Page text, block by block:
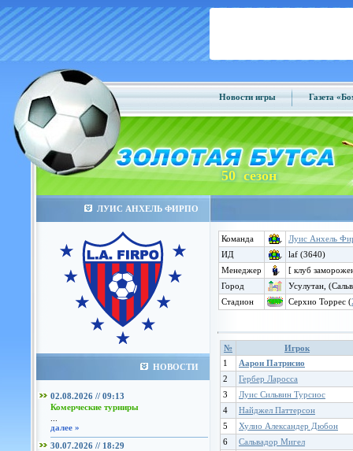
Новости игры Газета
50 сезон
ЛУИС АНХЕЛЬ ФИРПО
НОВОСТИ
02.08.2026 // 09:13
Комерческие турниры
далее »
30.07.2026 // 18:29
Команда
Луис Анхель
ИД
laf (3640)
Менеджер
[ клуб
Город
Усулутан,
Стадион
Серхио Торрес (
№
Игрок
1
Аарон Патрисио
2
Гербер Ларосса
3
Луис Сильвин Турсиос
4
Найджел Паттерсон
5
Хулио Александер Дюбон
6
Сальвадор Мигел